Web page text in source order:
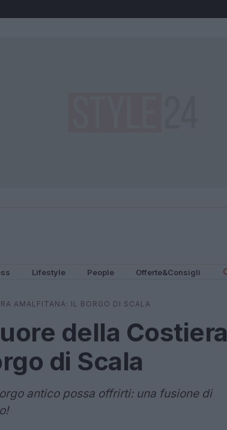
Lifestyle People Offerte&Consigli
AMALFITANA: IL BORGO DI SCALA
della Costiera
di Scala
antico possa offrirti: una fusione di